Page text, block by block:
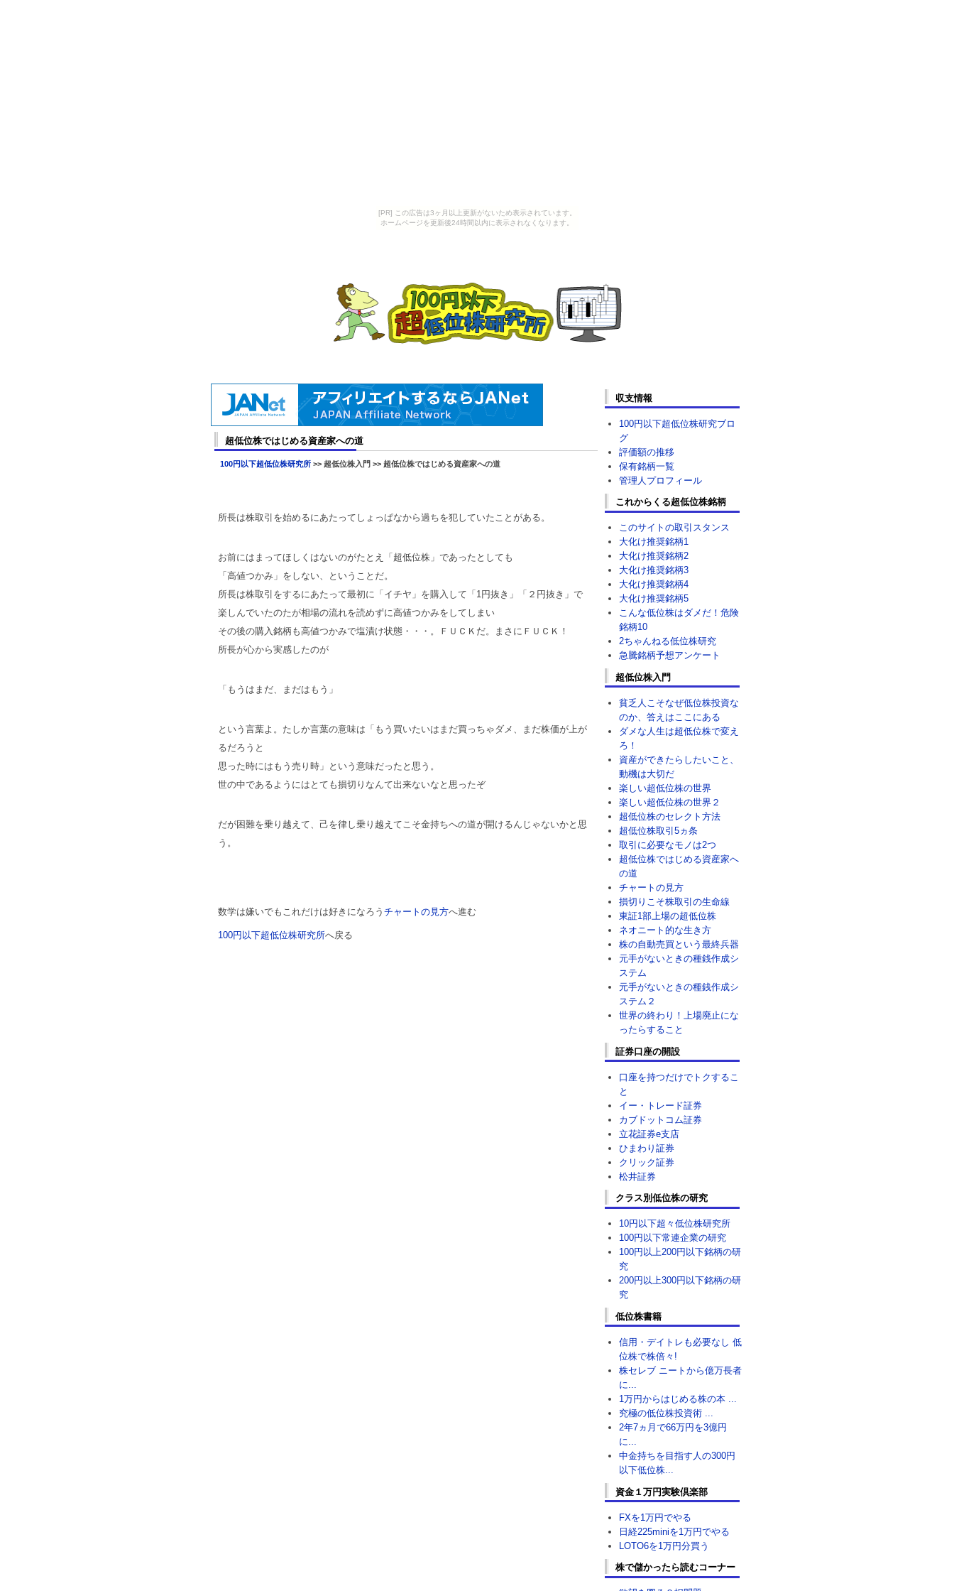
[PR] この広告は3ヶ月以上更新がないため表示されています。
ホームページを更新後24時間以内に表示されなくなります。
超低位株ではじめる資産家への道
100円以下超低位株研究所 >> 超低位株入門 >> 超低位株ではじめる資産家への道
所長は株取引を始めるにあたってしょっぱなから過ちを犯していたことがある。
お前にはまってほしくはないのがたとえ「超低位株」であったとしても
「高値つかみ」をしない、ということだ。
所長は株取引をするにあたって最初に「イチヤ」を購入して「1円抜き」「２円抜き」で
楽しんでいたのたが相場の流れを読めずに高値つかみをしてしまい
その後の購入銘柄も高値つかみで塩漬け状態・・・。ＦＵＣＫだ。まさにＦＵＣＫ！
所長が心から実感したのが
「もうはまだ、まだはもう」
という言葉よ。たしか言葉の意味は「もう買いたいはまだ買っちゃダメ、まだ株価が上が
るだろうと
思った時にはもう売り時」という意味だったと思う。
世の中であるようにはとても損切りなんて出来ないなと思ったぞ
だが困難を乗り越えて、己を律し乗り越えてこそ金持ちへの道が開けるんじゃないかと思
う。
数学は嫌いでもこれだけは好きになろう チャートの見方へ進む
100円以下超低位株研究所へ戻る
収支情報
100円以下超低位株研究ブロ
グ
評価額の推移
保有銘柄一覧
管理人プロフィール
これからくる超低位株銘柄
このサイトの取引スタンス
大化け推奨銘柄1
大化け推奨銘柄2
大化け推奨銘柄3
大化け推奨銘柄4
大化け推奨銘柄5
こんな低位株はダメだ！危険
銘柄10
2ちゃんねる低位株研究
急騰銘柄予想アンケート
超低位株入門
貧乏人こそなぜ低位株投資な
のか、答えはここにある
ダメな人生は超低位株で変え
ろ！
資産ができたらしたいこと、
動機は大切だ
楽しい超低位株の世界
楽しい超低位株の世界２
超低位株のセレクト方法
超低位株取引5ヵ条
取引に必要なモノは2つ
超低位株ではじめる資産家へ
の道
チャートの見方
損切りこそ株取引の生命線
東証1部上場の超低位株
ネオニート的な生き方
株の自動売買という最終兵器
元手がないときの種銭作成シ
ステム
元手がないときの種銭作成シ
ステム２
世界の終わり！上場廃止にな
ったらすること
証券口座の開設
口座を持つだけでトクするこ
と
イー・トレード証券
カブドットコム証券
立花証券e支店
ひまわり証券
クリック証券
松井証券
クラス別低位株の研究
10円以下超々低位株研究所
100円以下常連企業の研究
100円以上200円以下銘柄の研
究
200円以上300円以下銘柄の研
究
低位株書籍
信用・デイトレも必要なし 低
位株で株倍々!
株セレブ ニートから億万長者
に...
1万円からはじめる株の本 ...
究極の低位株投資術 ...
2年7ヵ月で66万円を3億円
に...
中金持ちを目指す人の300円
以下低位株...
資金１万円実験倶楽部
FXを1万円でやる
日経225miniを1万円でやる
LOTO6を1万円分買う
株で儲かったら読むコーナー